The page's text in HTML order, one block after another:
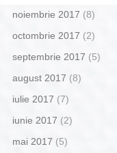
noiembrie 2017 (8)
octombrie 2017 (2)
septembrie 2017 (5)
august 2017 (8)
iulie 2017 (7)
iunie 2017 (2)
mai 2017 (5)